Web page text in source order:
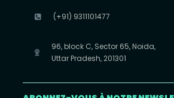
(+91) 9311101477
96, block C, Sector 65, Noida,
Uttar Pradesh, 201301